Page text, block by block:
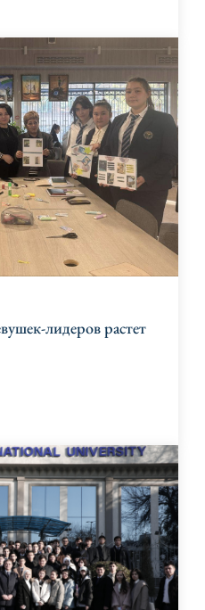
лидеров растет